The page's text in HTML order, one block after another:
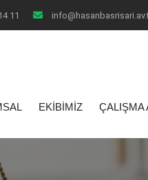
11
EKİBİMİZ ÇALIŞMA